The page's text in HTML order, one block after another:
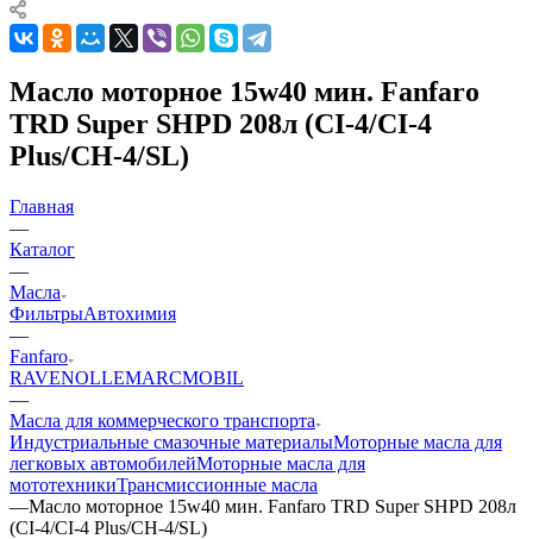
Масло моторное 15w40 мин. Fanfaro
TRD Super SHPD 208л (CI-4/CI-4
Plus/CH-4/SL)
Главная
—
Каталог
—
Масла
ФильтрыАвтохимия
—
Fanfaro
RAVENOLLEMARCMOBIL
—
Масла для коммерческого транспорта
Индустриальные смазочные материалыМоторные масла для
легковых автомобилейМоторные масла для
мототехникиТрансмиссионные масла
—Масло моторное 15w40 мин. Fanfaro TRD Super SHPD 208л
(CI-4/CI-4 Plus/CH-4/SL)